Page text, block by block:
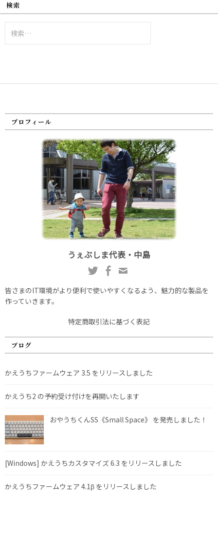
検索
索:
プロフィール
うぇぶしま代表・中島
皆さまのIT環境がより便利で使いやすくなるよう、魅力的な製品を
作っていきます。
特定商取引法に基づく表記
ブログ
かえうちファームウェア 3.5 をリリースしました
かえうち2 の予約受け付けを再開いたします
おやうちくんSS《Small Space》 を発売しました！
[Windows] かえうちカスタマイズ 6.3 をリリースしました
かえうちファームウェア 4.1β をリリースしました